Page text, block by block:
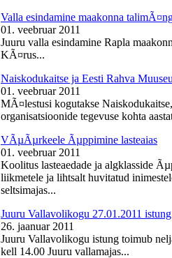
Valla esindamine maakonna
01. veebruar 2011
Juuru valla esindamine Rapla
KÃ¤rus...
Naiskodukaitse ja Eesti Rahva
01. veebruar 2011
MÃ¤lestusi kogutakse
organisatsioonide tegevuse kohta
VÃµÃµrkeele Ãµppimine lasteaias
01. veebruar 2011
Koolitus lasteaedade ja algklasside
liikmetele ja lihtsalt huvitatud
seltsimajas...
Juuru Vallavolikogu 27.01.2011 istung
26. jaanuar 2011
Juuru Vallavolikogu istung toimub
kell 14.00 Juuru vallamajas...